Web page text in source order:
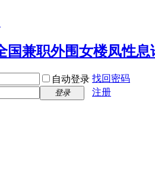
自动登录 找回密码
登录
注册